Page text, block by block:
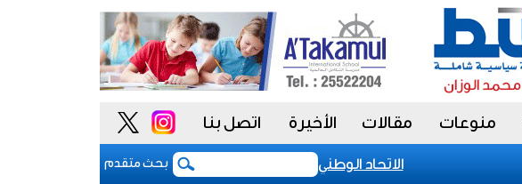
منوعات مقالات الأخيرة اتصل بنا
بحث متقدم
الاتحاد الوطني للموظفين: موظفو الكويت سطروا ملحمة وطنية